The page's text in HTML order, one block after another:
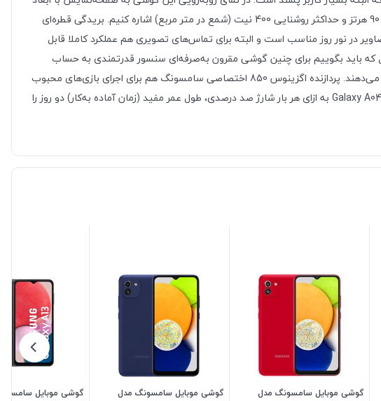
6.5 اینچ و رزولوشن 720×1600 پیکسل از نوع PLS مجهز شده است. صفحه‌نمایشی که از قابلیت‌های آن می‌توانیم به نرخ بروزرسانی 90 هرتز و حداکثر روشنایی 400 نیت (شمع در متر مربع) اشاره کنیم. بریدگی قطره‌ای
5 مگاپیکسل را در خود جای داده که برای ثبت تصاویر در نور روز مناسب است و البته برای تماس‌های تصویری هم عملکرد کاملا قابل
این گوشی سه سنسور دوربین در نظر گرفته شده است. سنسور دوربین اصلی با رزولوشن 50 مگاپیکسل که باید بگوییم برای چنین گوشی مقرون به‌صرفه‌ای سنسور قدرتمندی به حساب
می‌آید در کنار دو سنسور 2 مگاپیکسل از نوع سنجش عمق و ماکرو، سنسور‌های دوربین سه‌گانه سامسونگ Galaxy A04s را تشکیل می‌دهند. پردازنده اگزینوس 850 اختصاصی سامسونگ هم برای اجرای بازی‌های محبوب
و نرم‌افزار‌های کاربردی، عملکرد قابل قبولی دارد. در نهایت هم باتری با میزان ظرفیت 5000 میلی‌آمپر‌ساعت سبب شده تا سامسونگ Galaxy A04s به ازای هر بار شارژ صد درصدی، طول عمر مفید (زمان آماده به‌کار) دو روز را
گوشی موبایل سامسونگ مدل
گوشی موبایل سامسونگ مدل
گوشی موبایل